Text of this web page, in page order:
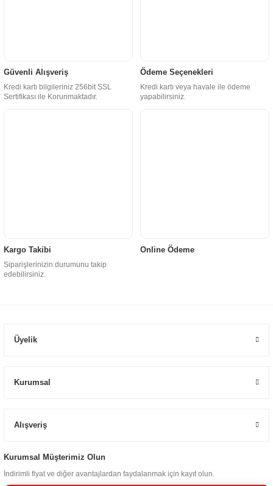
Güvenli Alışveriş
Kredi kartı bilgileriniz 256bit SSL
Sertifikası ile Korunmaktadır.
Ödeme Seçenekleri
Kredi kartı veya havale ile ödeme
yapabilirsiniz.
Kargo Takibi
Siparişlerinizin durumunu takip
edebilirsiniz.
Online Ödeme
Üyelik
Kurumsal
Alışveriş
Kurumsal Müşterimiz Olun
İndirimli fiyat ve diğer avantajlardan faydalanmak için kayıt olun.